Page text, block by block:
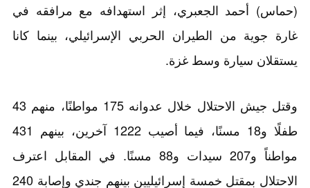
(حماس) أحمد الجعبري، إثر استهدافه مع مرافقه في
غارة جوية من الطيران الحربي الإسرائيلي، بينما كانا
يستقلان سيارة وسط غزة.
وقتل جيش الاحتلال خلال عدوانه 175 مواطنًا، منهم 43
طفلًا و18 مسنًا، فيما أصيب 1222 آخرين، بينهم 431
مواطناً و207 سيدات و88 مسنًا. في المقابل اعترف
الاحتلال بمقتل خمسة إسرائيليين بينهم جندي وإصابة 240